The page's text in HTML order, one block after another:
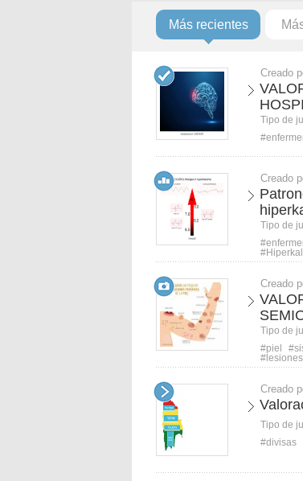
Más recientes
Creado
Tipo de
Creado
Tipo de
Creado
Tipo de
#piel
Creado
Tipo de
#divisas